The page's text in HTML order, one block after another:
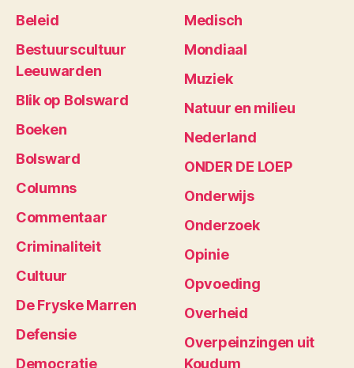
Beleid
Bestuurscultuur
Leeuwarden
Blik op Bolsward
Boeken
Bolsward
Columns
Commentaar
Criminaliteit
Cultuur
De Fryske Marren
Defensie
Democratie
Medisch
Mondiaal
Muziek
Natuur en milieu
Nederland
ONDER DE LOEP
Onderwijs
Onderzoek
Opinie
Opvoeding
Overheid
Overpeinzingen uit
Koudum